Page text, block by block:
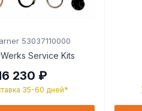
53037110000
Service Kits
230 ₽
35-60 дней*